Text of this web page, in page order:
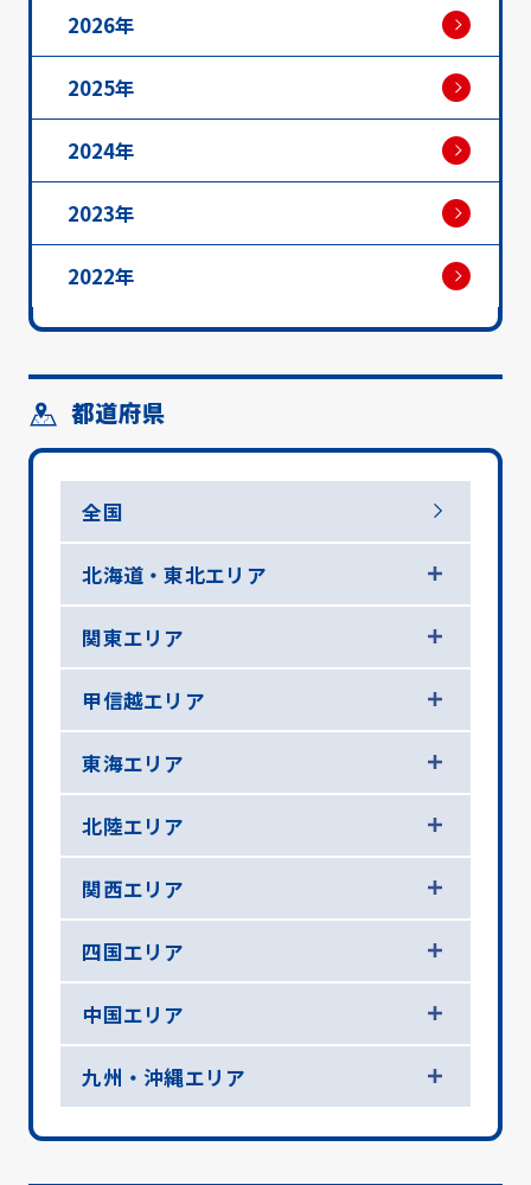
2026年
2025年
2024年
2023年
2022年
都道府県
全国
北海道・東北エリア
関東エリア
甲信越エリア
東海エリア
北陸エリア
関西エリア
四国エリア
中国エリア
九州・沖縄エリア